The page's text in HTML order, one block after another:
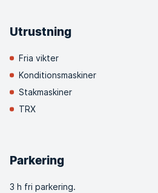
Utrustning
Fria vikter
Konditionsmaskiner
Stakmaskiner
TRX
Parkering
3 h fri parkering.